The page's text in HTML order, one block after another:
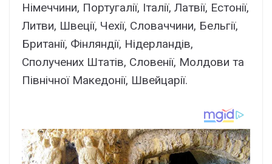
Німеччини, Португалії, Італії, Латвії, Естонії,
Литви, Швеції, Чехії, Словаччини, Бельгії,
Британії, Фінляндії, Нідерландів,
Сполучених Штатів, Словенії, Молдови та
Північної Македонії, Швейцарії.